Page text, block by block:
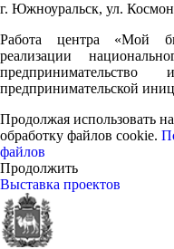
г. Южноуральск, ул.
Работа центра «Мой
реализации
предпринимательской
Продолжая использовать
обработку файлов cookie.
файлов
Продолжить
Выставка проектов